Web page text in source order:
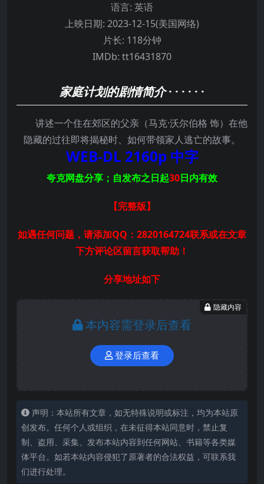
语言: 英语
上映日期: 2023-12-15(美国网络)
片长: 118分钟
IMDb: tt16431870
家庭计划的剧情简介· · · · · ·
讲述一个住在郊区的父亲（马克·沃尔伯格 饰）在他
隐藏的过往即将揭秘时、如何带领家人逃亡的故事。
WEB-DL 2160p中字
夸克网盘分享；自发布之日起30日内有效
【完整版】
如遇任何问题，请添加QQ：2820164724联系或在文章
下方评论区留言获取帮助！
分享地址如下
隐藏内容
本内容需登录后查看
登录后查看
声明：本站所有文章，如无特殊说明或标注，均为本站原
创发布。任何个人或组织，在未征得本站同意时，禁止复
制、盗用、采集、发布本站内容到任何网站、书籍等各类媒
体平台。如若本站内容侵犯了原著者的合法权益，可联系我
们进行处理。